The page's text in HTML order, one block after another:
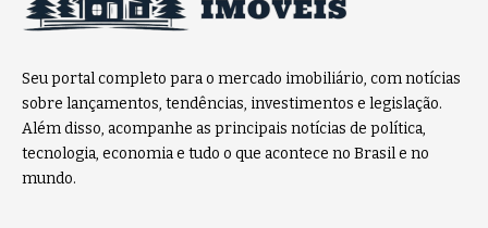
Seu portal completo para o mercado imobiliário, com notícias
sobre lançamentos, tendências, investimentos e legislação.
Além disso, acompanhe as principais notícias de política,
tecnologia, economia e tudo o que acontece no Brasil e no
mundo.